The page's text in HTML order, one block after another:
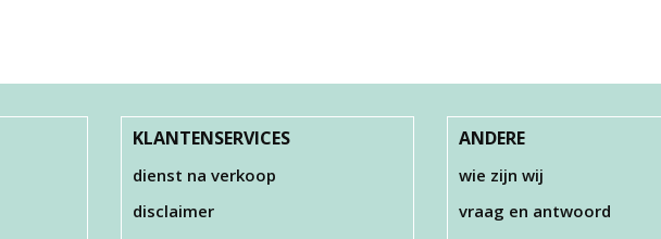
KLANTENSERVICES
dienst na verkoop
disclaimer
ANDERE
wie zijn wij
vraag en antwoord